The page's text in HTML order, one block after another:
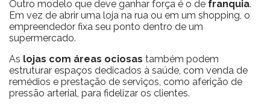
Outro modelo que deve ganhar força é o de franquia.
Em vez de abrir uma loja na rua ou em um shopping, o
empreendedor fixa seu ponto dentro de um
supermercado.
As lojas com áreas ociosas também podem
estruturar espaços dedicados à saúde, com venda de
remédios e prestação de serviços, como aferição de
pressão arterial, para fidelizar os clientes.